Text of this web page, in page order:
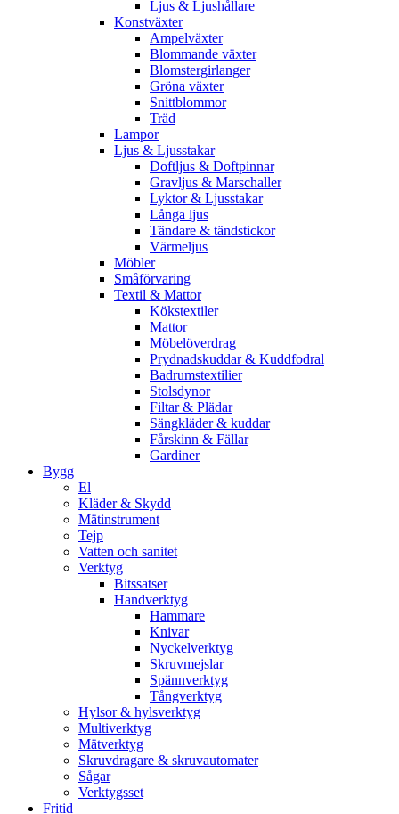
Ljus & Ljushållare
Konstväxter
Ampelväxter
Blommande växter
Blomstergirlanger
Gröna växter
Snittblommor
Träd
Lampor
Ljus & Ljusstakar
Doftljus & Doftpinnar
Gravljus & Marschaller
Lyktor & Ljusstakar
Långa ljus
Tändare & tändstickor
Värmeljus
Möbler
Småförvaring
Textil & Mattor
Kökstextiler
Mattor
Möbelöverdrag
Prydnadskuddar & Kuddfodral
Badrumstextilier
Stolsdynor
Filtar & Plädar
Sängkläder & kuddar
Fårskinn & Fällar
Gardiner
Bygg
El
Kläder & Skydd
Mätinstrument
Tejp
Vatten och sanitet
Verktyg
Bitssatser
Handverktyg
Hammare
Knivar
Nyckelverktyg
Skruvmejslar
Spännverktyg
Tångverktyg
Hylsor & hylsverktyg
Multiverktyg
Mätverktyg
Skruvdragare & skruvautomater
Sågar
Verktygsset
Fritid